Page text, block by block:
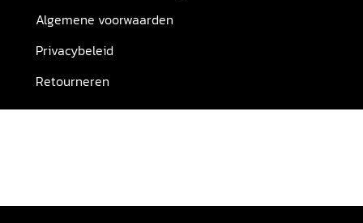
Algemene voorwaarden
Privacybeleid
Retourneren